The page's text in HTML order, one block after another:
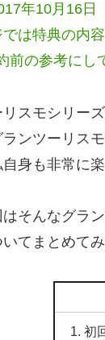
年10月16
では特典の内
前の参考にし
リスモシリー
ンツーリス
身も非常に
そんなグラ
いてまとめて
初